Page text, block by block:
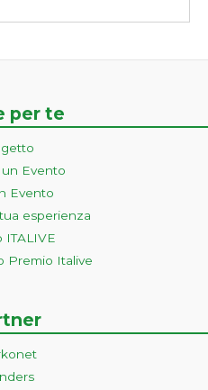
per te
un Evento
Evento
esperienza
ITALIVE
Premio Italive